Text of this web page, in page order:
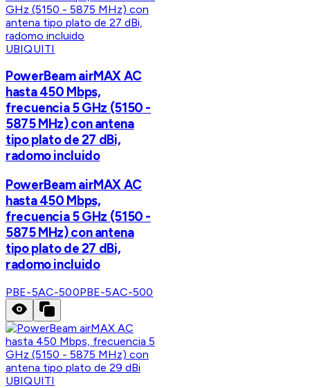
UBIQUITI
PowerBeam airMAX AC
hasta 450 Mbps,
frecuencia 5 GHz (5150 -
5875 MHz) con antena
tipo plato de 27 dBi,
radomo incluido
PowerBeam airMAX AC
hasta 450 Mbps,
frecuencia 5 GHz (5150 -
5875 MHz) con antena
tipo plato de 27 dBi,
radomo incluido
PBE-5AC-500PBE-5AC-500
UBIQUITI